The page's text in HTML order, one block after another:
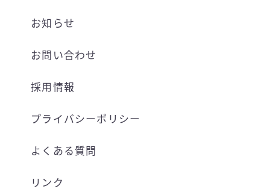
お知らせ
お問い合わせ
採用情報
プライバシーポリシー
よくある質問
リンク